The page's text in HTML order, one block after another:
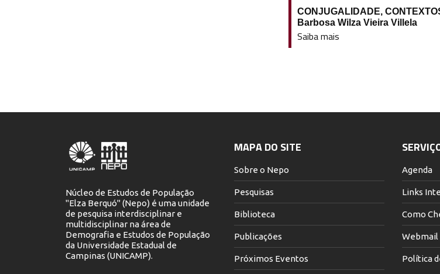
CONJUGALIDADE,
Barbosa Wilza Vieira Villela
Saiba mais
Núcleo de Estudos de População
"Elza Berquó" (Nepo) é uma unidade
de pesquisa interdisciplinar e
multidisciplinar na área de
Demografia e Estudos de População
da Universidade Estadual de
Campinas (UNICAMP).
MAPA DO SITE
Sobre o Nepo
Pesquisas
Biblioteca
Publicações
Próximos Eventos
Agenda
Links
Como
Webmail
Política